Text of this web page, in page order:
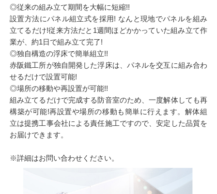
◎従来の組み立て期間を大幅に短縮!!
設置方法にパネル組立式を採用! なんと現地でパネルを組み
立てるだけ!従来方法だと1週間ほどかかっていた組み立て作
業が、約1日で組み立て完了!
◎独自構造の浮床で簡単組立!!
赤阪鐵工所が独自開発した浮床は、パネルを交互に組み合わ
せるだけで設置可能!
◎場所の移動や再設置が可能!!
組み立てるだけで完成する防音室のため、一度解体しても再
構築が可能!再設置や場所の移動も簡単に行えます。解体組
立は提携工事会社による責任施工ですので、安定した品質を
お届けできます。
※詳細はお問い合わせください。